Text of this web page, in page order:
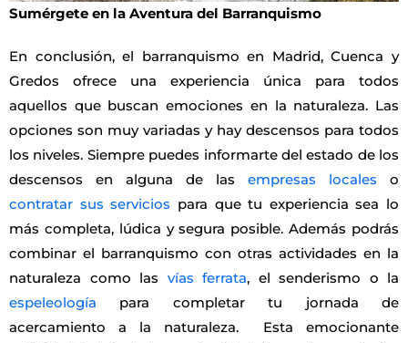
Sumérgete en la Aventura del Barranquismo
En conclusión, el barranquismo en Madrid, Cuenca y
Gredos ofrece una experiencia única para todos
aquellos que buscan emociones en la naturaleza. Las
opciones son muy variadas y hay descensos para todos
los niveles. Siempre puedes informarte del estado de los
descensos en alguna de las empresas locales o
contratar sus servicios para que tu experiencia sea lo
más completa, lúdica y segura posible. Además podrás
combinar el barranquismo con otras actividades en la
naturaleza como las vías ferrata, el senderismo o la
espeleología para completar tu jornada de
acercamiento a la naturaleza. Esta emocionante